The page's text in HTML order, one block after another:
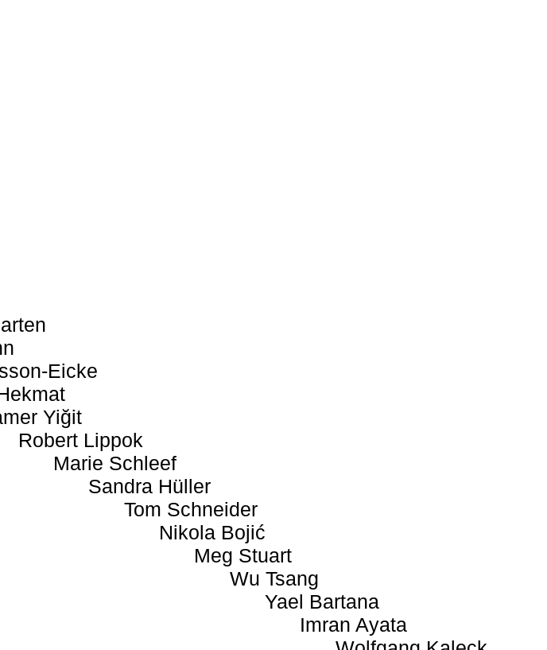
Eicke
Yiğit
Robert Lippok
Marie Schleef
Sandra Hüller
Tom Schneider
Nikola Bojić
Meg Stuart
Wu Tsang
Yael Bartana
Imran Ayata